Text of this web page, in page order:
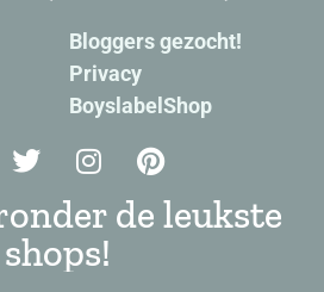
Bloggers gezocht!
Privacy
BoyslabelShop
de leukste
shops!